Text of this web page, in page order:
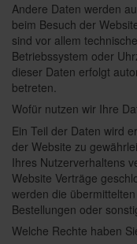
Andere Daten werden
beim Besuch der
sind vor allem
Betriebssystem oder
dieser Daten erfolgt
betreten.
Wofür nutzen wir Ihre
Ein Teil der Daten wird
der Website zu
Ihres Nutzerverhaltens
Website Verträge
werden die
Bestellungen oder
Welche Rechte haben